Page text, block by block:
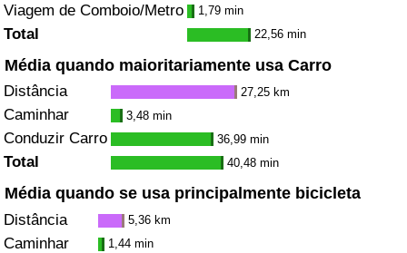
Viagem de Comboio/Metro 1,79 min
Total 22,56 min
Média quando maioritariamente usa Carro
Distância 27,25 km
Caminhar 3,48 min
Conduzir Carro 36,99 min
Total 40,48 min
Média quando se usa principalmente bicicleta
Distância 5,36 km
Caminhar 1,44 min